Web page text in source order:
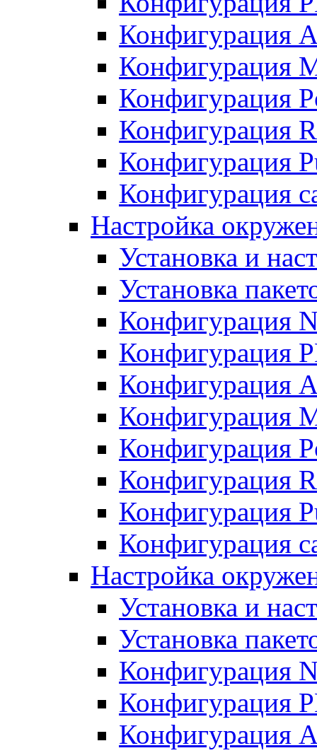
Конфигурация
Конфигурация
Конфигурация
Конфигурация
Конфигурация
Конфигурация
Настройка
Установка и
Установка
Конфигурация
Конфигурация
Конфигурация
Конфигурация
Конфигурация
Конфигурация
Конфигурация
Конфигурация
Настройка
Установка и
Установка
Конфигурация
Конфигурация
Конфигурация